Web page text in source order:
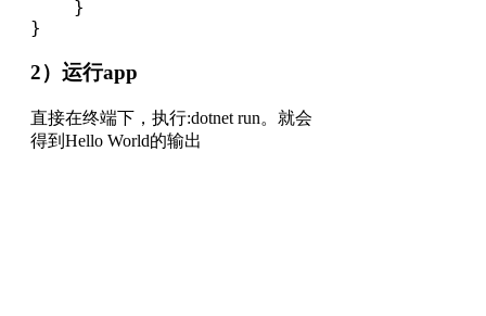
}
2）运行app
直接在终端下，执行:dotnet run。就会
得到Hello World的输出